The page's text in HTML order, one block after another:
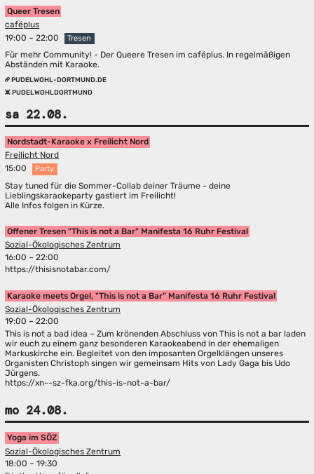
Queer Tresen
caféplus
19:00 – 22:00
Tresen
Für mehr Community! - Der Queere Tresen im caféplus. In regelmäßigen
Abständen mit Karaoke.
PUDELWOHL-DORTMUND.DE
PUDELWOHLDORTMUND
sa 22.08.
Nordstadt-Karaoke x Freilicht Nord
Freilicht Nord
15:00
Party
Stay tuned für die Sommer-Collab deiner Träume - deine
Lieblingskaraokeparty gastiert im Freilicht!
Alle Infos folgen in Kürze.
Offener Tresen "This is not a Bar" Manifesta 16 Ruhr Festival
Sozial-Ökologisches Zentrum
16:00 – 22:00
https://thisisnotabar.com/
Karaoke meets Orgel, "This is not a Bar" Manifesta 16 Ruhr Festival
Sozial-Ökologisches Zentrum
19:00 – 22:00
This is not a bad idea – Zum krönenden Abschluss von This is not a bar laden
wir euch zu einem ganz besonderen Karaokeabend in der ehemaligen
Markuskirche ein. Begleitet von den imposanten Orgelklängen unseres
Organisten Christoph singen wir gemeinsam Hits von Lady Gaga bis Udo
Jürgens.
https://xn--sz-fka.org/this-is-not-a-bar/
mo 24.08.
Yoga im SÖZ
Sozial-Ökologisches Zentrum
18:00 – 19:30